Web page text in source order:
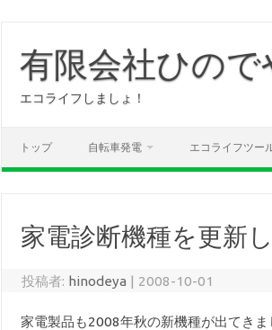
有限会社ひの
エコライフしましょ！
トップ 自転車発電 エコライフツー
家電診断機種を更新
投稿者: hinodeya | 2008-10-01
家電製品も2008年秋の新機種が出てき